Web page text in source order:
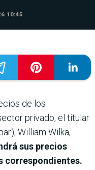
10:45
de los
privado, el titular
William Wilka,
sus precios
correspondientes.